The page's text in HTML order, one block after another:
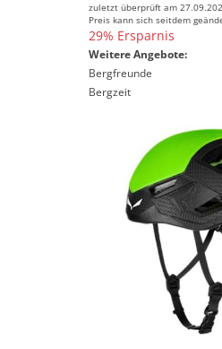
zuletzt überprüft am
Preis kann sich seitdem
29% Ersparnis
Weitere Angebote:
Bergfreunde
Bergzeit